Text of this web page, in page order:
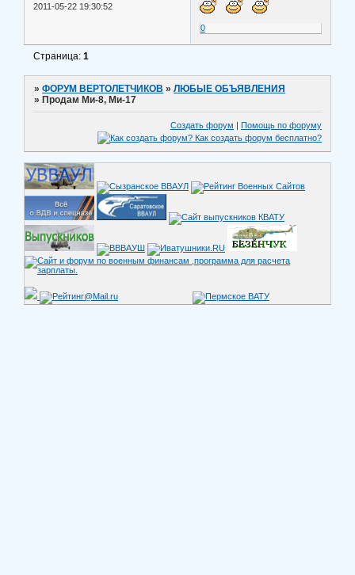
2011-05-22 19:30:52
0
Страница:1
»ФОРУМ ВЕРТОЛЕТЧИКОВ »ЛЮБЫЕ ОБЪЯВЛЕНИЯ
» Продам Ми-8, Ми-17
Создать форум | Помощь по форуму